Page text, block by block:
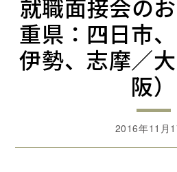
就職面接会の
重県：四日市、
伊勢、志摩／
阪）
2016年11月